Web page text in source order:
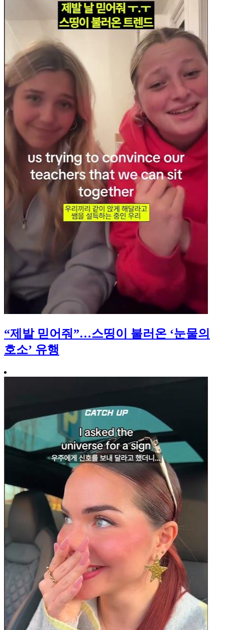
“제발 믿어줘”…스띵이 불러온 ‘눈물의
호소’ 유행